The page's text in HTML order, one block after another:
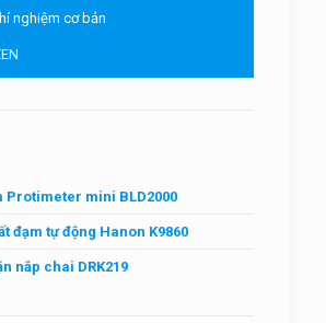
nghiệm cơ bản
Protimeter mini BLD2000
đạm tự động Hanon K9860
nắp chai DRK219